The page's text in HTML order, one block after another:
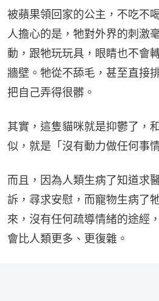
被蘋果領回家的公主，不吃不
人擔心的是，牠對外界的刺激
動，跟牠玩玩具，眼睛也不會
牆壁。牠從不舔毛，甚至直接
把自己弄得很髒。
其實，這隻貓咪就是抑鬱了，
似，就是「沒有動力做任何事
而且，因為人類生病了知道求
訴，尋求安慰，而寵物生病了
來，沒有任何疏導情緒的途經
會比人類更多、更復雜。